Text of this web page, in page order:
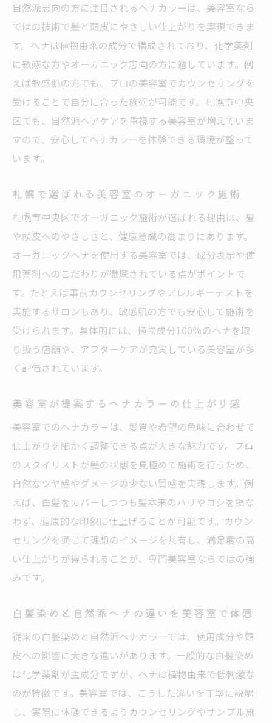
自然派志向の方に注目されるヘナカラーは、美容室なら
ではの技術で髪と頭皮にやさしい仕上がりを実現できま
す。ヘナは植物由来の成分で構成されており、化学薬剤
に敏感な方やオーガニック志向の方に適しています。例
えば敏感肌の方でも、プロの美容室でカウンセリングを
受けることで自分に合った施術が可能です。札幌市中央
区でも、自然派ヘアケアを重視する美容室が増えていま
すので、安心してヘナカラーを体験できる環境が整って
います。
札幌で選ばれる美容室のオーガニック施術
札幌市中央区でオーガニック施術が選ばれる理由は、髪
や頭皮へのやさしさと、健康意識の高まりにあります。
オーガニックヘナを使用する美容室では、成分表示や使
用薬剤へのこだわりが徹底されている点がポイントで
す。たとえば事前カウンセリングやアレルギーテストを
実施するサロンもあり、敏感肌の方でも安心して施術を
受けられます。具体的には、植物成分100％のヘナを取
り扱う店舗や、アフターケアが充実している美容室が多
く評価されています。
美容室が提案するヘナカラーの仕上がり感
美容室でのヘナカラーは、髪質や希望の色味に合わせて
仕上がりを細かく調整できる点が大きな魅力です。プロ
のスタイリストが髪の状態を見極めて施術を行うため、
自然なツヤ感やダメージの少ない質感を実現します。例
えば、白髪をカバーしつつも髪本来のハリやコシを損な
わず、健康的な印象に仕上げることが可能です。カウン
セリングを通じて理想のイメージを共有し、満足度の高
い仕上がりが得られることが、専門美容室ならではの強
みです。
白髪染めと自然派ヘナの違いを美容室で体感
従来の白髪染めと自然派ヘナカラーでは、使用成分や頭
皮への影響に大きな違いがあります。一般的な白髪染め
は化学薬剤が主成分ですが、ヘナは植物由来で低刺激な
のが特徴です。美容室では、こうした違いを丁寧に説明
し、実際に体験できるようカウンセリングやサンプル施